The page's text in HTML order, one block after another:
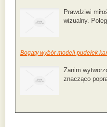
Prawdziwi
wizualny.
Bogaty wybór modeli pudełek
Zanim
znacząco